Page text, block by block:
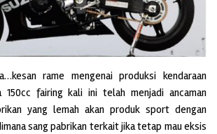
rame mengenai produksi kendaraan
fairing kali ini telah menjadi ancaman
yang lemah akan produk sport dengan
sang pabrikan terkait jika tetap mau eksis